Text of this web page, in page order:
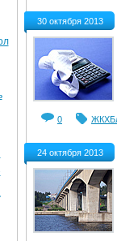
на майские
карты
30 октября 2013
0 ЖКХ
24 октября 2013